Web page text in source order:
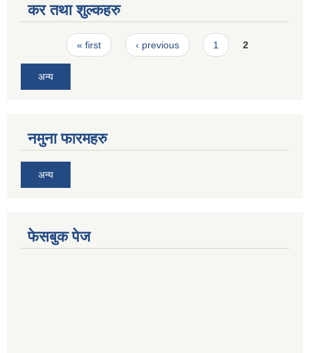
कर तथा शुल्कहरु
Pages« first ‹ previous 1 2
अन्य
नमुना फारमहरु
अन्य
फेसबुक पेज